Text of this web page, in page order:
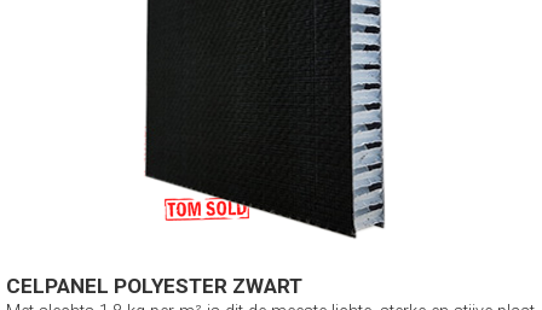
CELPANEL POLYESTER ZWART